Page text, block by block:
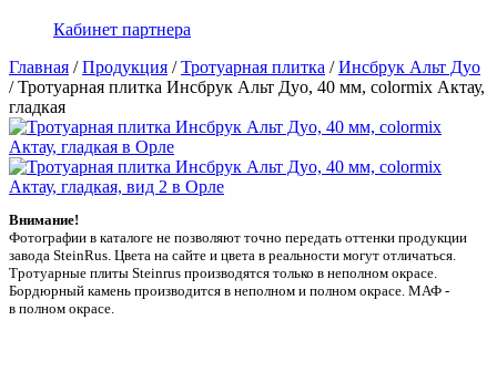
Кабинет партнера
Главная /Продукция /Тротуарная плитка /Инсбрук Альт Дуо
/Тротуарная плитка Инсбрук Альт Дуо, 40 мм, colormix Актау,
гладкая
Внимание!
Фотографии в каталоге не позволяют точно передать оттенки продукции
заводa SteinRus. Цвета на сайте и цвета в реальности могут отличаться.
Тротуарные плиты Steinrus производятся только в неполном окрасе.
Бордюрный камень производится в неполном и полном окрасе. МАФ -
в полном окрасе.